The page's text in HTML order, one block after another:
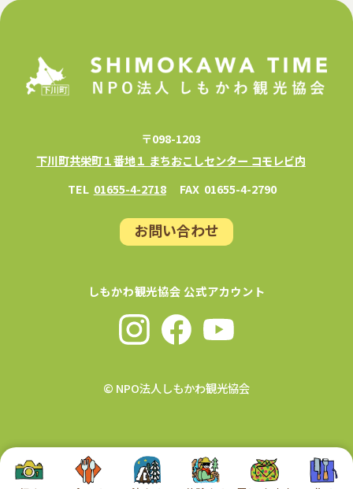
〒098-1203
下川町共栄町１番地１ まちおこしセンター コモレビ内
TEL 01655-4-2718 FAX 01655-4-2790
お問い合わせ
しもかわ観光協会 公式アカウント
© NPO法人しもかわ観光協会